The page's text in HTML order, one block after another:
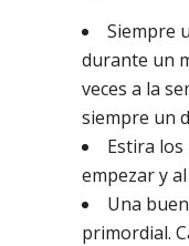
Siempre
durante un
veces a la
siempre un
Estira los
empezar y
Una
primordial.